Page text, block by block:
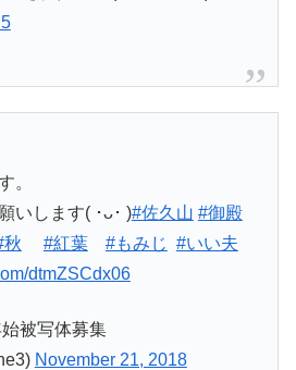
。
いします( ･ᴗ･ )#佐久山 #御殿
秋 #紅葉⁠ ⁠⁠ ⁠⁠ ⁠⁠ ⁠ #もみじ #いい夫
dtmZSCdx06
被写体募集
November 21, 2018